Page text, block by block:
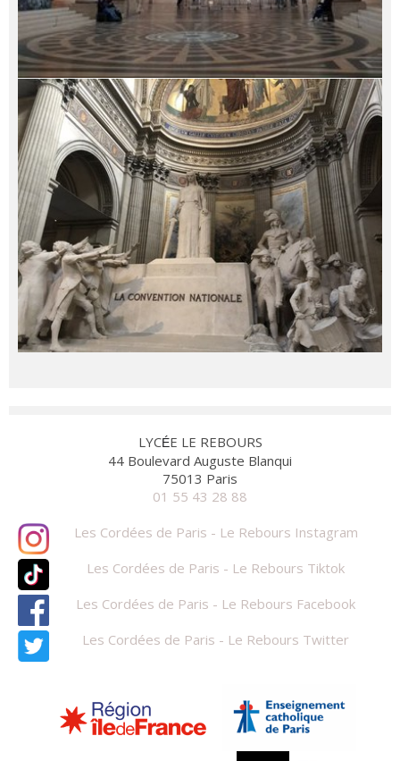
LYCÉE LE REBOURS
44 Boulevard Auguste Blanqui
75013 Paris
01 55 43 28 88
Les Cordées de Paris - Le Rebours Instagram
Les Cordées de Paris - Le Rebours Tiktok
Les Cordées de Paris - Le Rebours Facebook
Les Cordées de Paris - Le Rebours Twitter